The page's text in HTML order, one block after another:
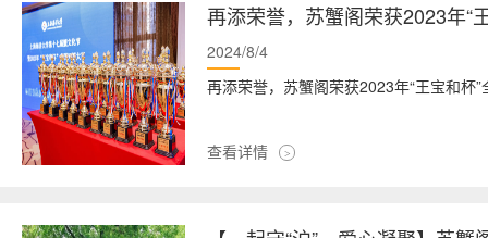
再添荣誉，苏蟹阁荣获2023年“
2024/8/4
再添荣誉，苏蟹阁荣获2023年“王宝和杯
查看详情